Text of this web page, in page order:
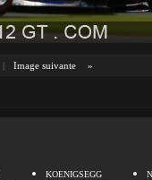
| Image suivante »
KOENIGSEGG